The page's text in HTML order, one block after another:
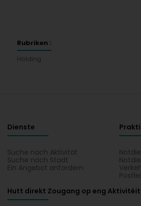
Rubriken :
Holding
Dienste
Suche nach Aktivität
Suche nach Stadt
Ein Angebot anfordern
Hutt direkt Zougang op eng